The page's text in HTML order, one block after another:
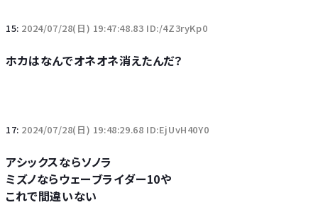
15: 2024/07/28(日) 19:47:48.83 ID:/4Z3ryKp0
ホカはなんでオネオネ消えたんだ？
17: 2024/07/28(日) 19:48:29.68 ID:EjUvH40Y0
アシックスならソノラ
ミズノならウェーブライダー10や
これで間違いない